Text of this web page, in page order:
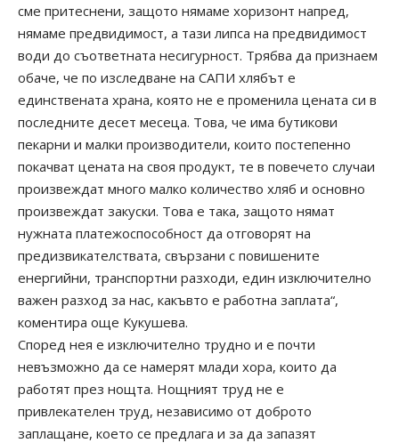
сме притеснени, защото нямаме хоризонт напред,
нямаме предвидимост, а тази липса на предвидимост
води до съответната несигурност. Трябва да признаем
обаче, че по изследване на САПИ хлябът е
единствената храна, която не е променила цената си в
последните десет месеца. Това, че има бутикови
пекарни и малки производители, които постепенно
покачват цената на своя продукт, те в повечето случаи
произвеждат много малко количество хляб и основно
произвеждат закуски. Това е така, защото нямат
нужната платежоспособност да отговорят на
предизвикателствата, свързани с повишените
енергийни, транспортни разходи, един изключително
важен разход за нас, какъвто е работна заплата“,
коментира още Кукушева.
Според нея е изключително трудно и е почти
невъзможно да се намерят млади хора, които да
работят през нощта. Нощният труд не е
привлекателен труд, независимо от доброто
заплащане, което се предлага и за да запазят